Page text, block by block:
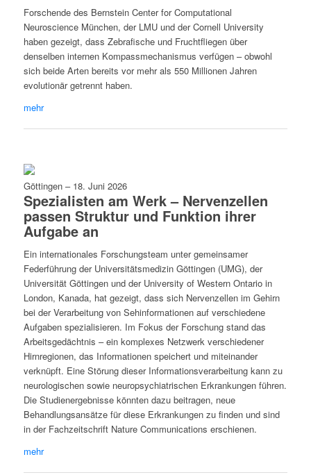
Forschende des Bernstein Center for Computational
Neuroscience München, der LMU und der Cornell University
haben gezeigt, dass Zebrafische und Fruchtfliegen über
denselben internen Kompassmechanismus verfügen – obwohl
sich beide Arten bereits vor mehr als 550 Millionen Jahren
evolutionär getrennt haben.
mehr
Göttingen– 18. Juni 2026
Spezialisten am Werk – Nervenzellen
passen Struktur und Funktion ihrer
Aufgabe an
Ein internationales Forschungsteam unter gemeinsamer
Federführung der Universitätsmedizin Göttingen (UMG), der
Universität Göttingen und der University of Western Ontario in
London, Kanada, hat gezeigt, dass sich Nervenzellen im Gehirn
bei der Verarbeitung von Sehinformationen auf verschiedene
Aufgaben spezialisieren. Im Fokus der Forschung stand das
Arbeitsgedächtnis – ein komplexes Netzwerk verschiedener
Hirnregionen, das Informationen speichert und miteinander
verknüpft. Eine Störung dieser Informationsverarbeitung kann zu
neurologischen sowie neuropsychiatrischen Erkrankungen führen.
Die Studienergebnisse könnten dazu beitragen, neue
Behandlungsansätze für diese Erkrankungen zu finden und sind
in der Fachzeitschrift Nature Communications erschienen.
mehr